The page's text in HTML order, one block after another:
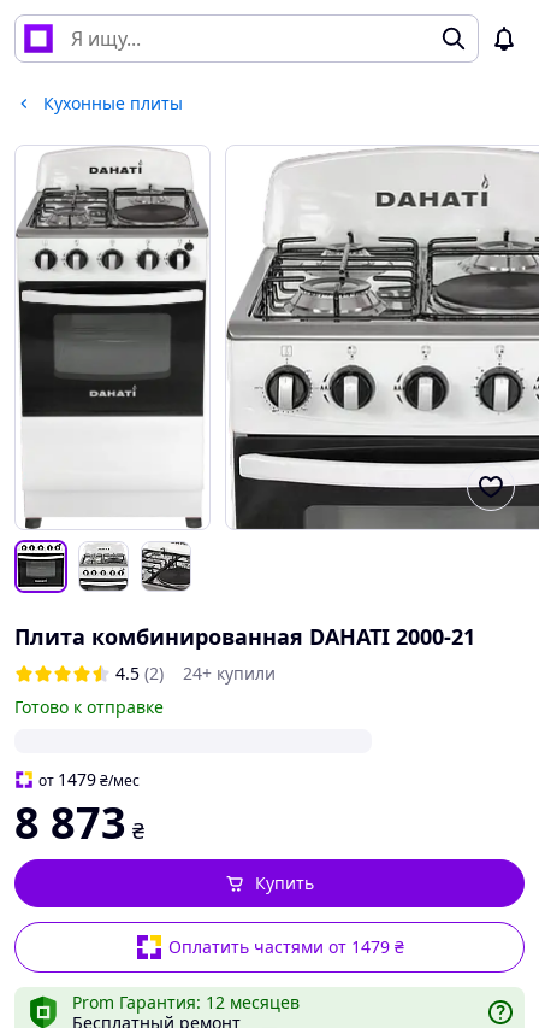
Кухонные плиты
Плита комбинированная DAHATI 2000-21
4.5 (2)
24+ купили
Готово к отправке
от 1479₴/мес
8 873 ₴
Оплатить частями от 1479 ₴
Купить
Prom Гарантия: 12 месяцев
Бесплатный ремонт